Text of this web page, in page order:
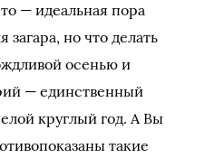
— идеальная пора
загара, но что делать
осенью и
— единственный
круглый год. А Вы
такие